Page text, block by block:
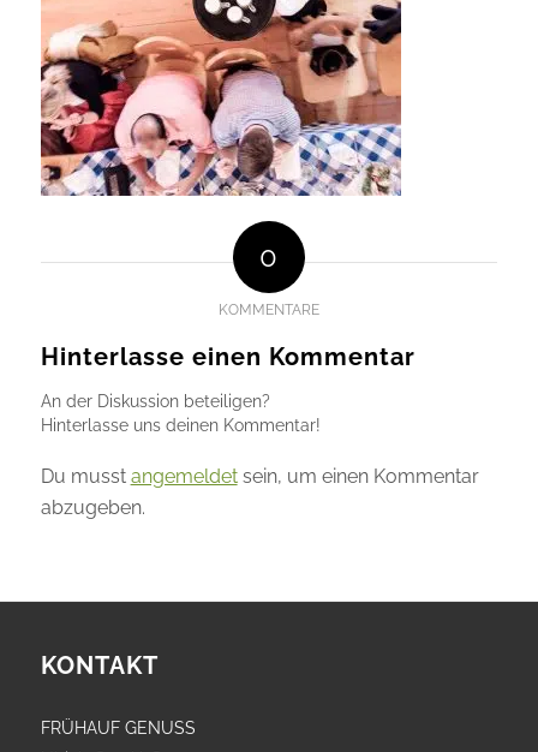
0
KOMMENTARE
Hinterlasse einen Kommentar
An der Diskussion beteiligen?
Hinterlasse uns deinen Kommentar!
Du musst angemeldetsein, um einen Kommentar
abzugeben.
KONTAKT
FRÜHAUF GENUSS